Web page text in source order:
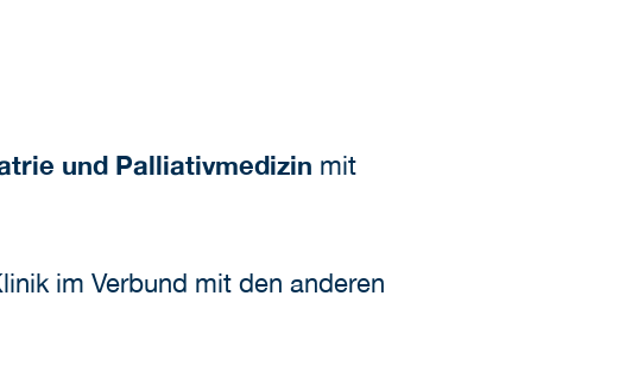
und Palliativmedizin mit
im Verbund mit den anderen